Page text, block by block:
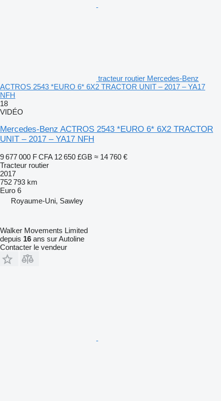
tracteur routier Mercedes-Benz
ACTROS 2543 *EURO 6* 6X2 TRACTOR UNIT – 2017 – YA17
NFH
18
VIDÉO
Mercedes-Benz ACTROS 2543 *EURO 6* 6X2 TRACTOR
UNIT – 2017 – YA17 NFH
9 677 000 F CFA 12 650 £GB ≈ 14 760 €
Tracteur routier
2017
752 793 km
Euro 6
Royaume-Uni, Sawley
Walker Movements Limited
depuis 16 ans sur Autoline
Contacter le vendeur